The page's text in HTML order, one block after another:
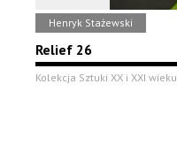
Henryk Stażewski
Relief 26
Kolekcja Sztuki XX i XXI wieku